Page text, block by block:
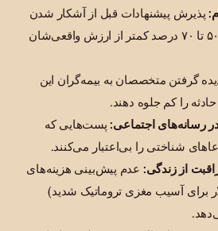
پذیرش پیشنهادات قبل از آشکار شدن
کامل اثرات، خسارت‌ها را ۵۰ تا ۷۰ درصد کمتر از ارزش واقعی‌شان
گرفتن متخصصان به بیمه‌گران این
را کم جلوه دهند.
رسانه‌های اجتماعی:پست‌هایی که
شناختی را بی‌اعتبار می‌کنند.
از زندگی: عدم پیش‌بینی هزینه‌های
۳ میلیون دلار برای آسیب مغزی تروماتیک شدید)